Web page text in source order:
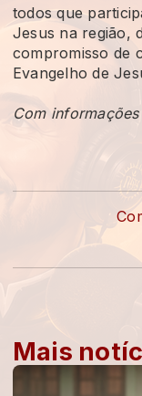
todos que
Jesus na região,
compromisso de
Evangelho de
Com
Mais